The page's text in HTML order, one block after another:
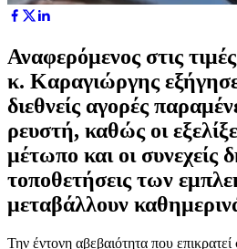
Αναφερόμενος στις
κ. Καραγιώργης εξήγησε
διεθνείς αγορές
ρευστή, καθώς οι
μέτωπο και οι συνεχείς
τοποθετήσεις των
μεταβάλλουν
Την έντονη αβεβαιότητα που επικρατεί